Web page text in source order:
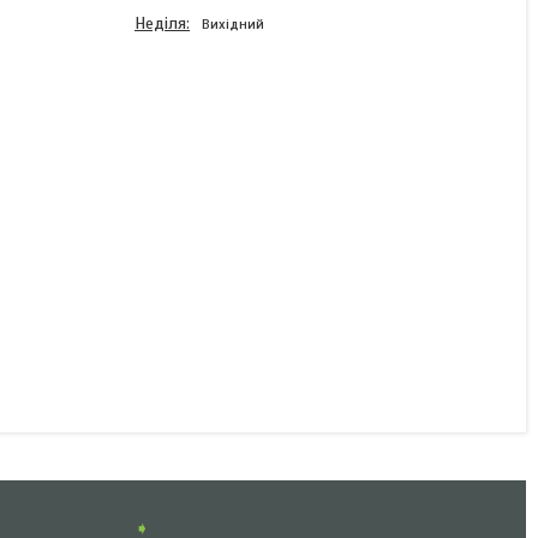
Неділя Вихідний
➧